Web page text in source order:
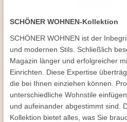
SCHÖNER WOHNEN-Kollektion
SCHÖNER WOHNEN ist der
und modernen Stils. Schließlich
Magazin länger und erfolgreicher
Einrichten. Diese Expertise
die bei Ihnen einziehen können.
unterschiedliche Wohnstile
und aufeinander abgestimmt sind.
Kollektion bietet alles, was Sie